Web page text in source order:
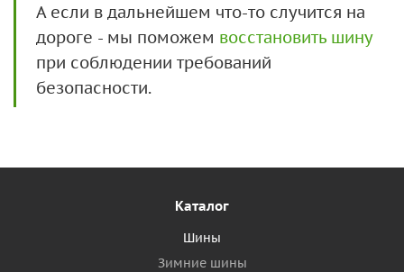
А если в дальнейшем что-то случится на
дороге - мы поможем восстановить шину
при соблюдении требований
безопасности.
Каталог
Шины
Зимние шины